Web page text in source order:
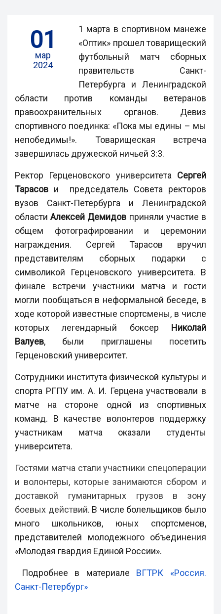
01
мар
2024
1 марта в спортивном манеже
«Оптик» прошел товарищеский
футбольный матч сборных
правительств Санкт-
Петербурга и Ленинградской
области против команды ветеранов
правоохранительных органов. Девиз
спортивного поединка: «Пока мы едины – мы
непобедимы!». Товарищеская встреча
завершилась дружеской ничьей 3:3.
Ректор Герценовского университета Сергей
Тарасов и председатель Совета ректоров
вузов Санкт-Петербурга и Ленинградской
областиАлексей Демидов приняли участие в
общем фотографировании и церемонии
награждения. Сергей Тарасов вручил
представителям сборных подарки с
символикой Герценовского университета. В
финале встречи участники матча и гости
могли пообщаться в неформальной беседе, в
ходе которой известные спортсмены, в числе
которых легендарный боксер Николай
Валуев, были приглашены посетить
Герценовский университет.
Сотрудники института физической культуры и
спорта РГПУ им. А. И. Герцена участвовали в
матче на стороне одной из спортивных
команд. В качестве волонтеров поддержку
участникам матча оказали студенты
университета.
Гостями матча стали участники спецоперации
и волонтеры, которые занимаются сбором и
доставкой гуманитарных грузов в зону
боевых действий. В числе болельщиков было
много школьников, юных спортсменов,
представителей молодежного объединения
«Молодая гвардия Единой России».
Подробнее в материале
ВГТРК «Россия.
Санкт-Петербург»